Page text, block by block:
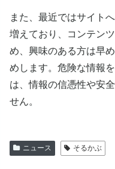
また、最近ではサイト
増えており、コンテン
め、興味のある方は早
めします。危険な情報
は、情報の信憑性や安
せん。
ニュース そるかぶ